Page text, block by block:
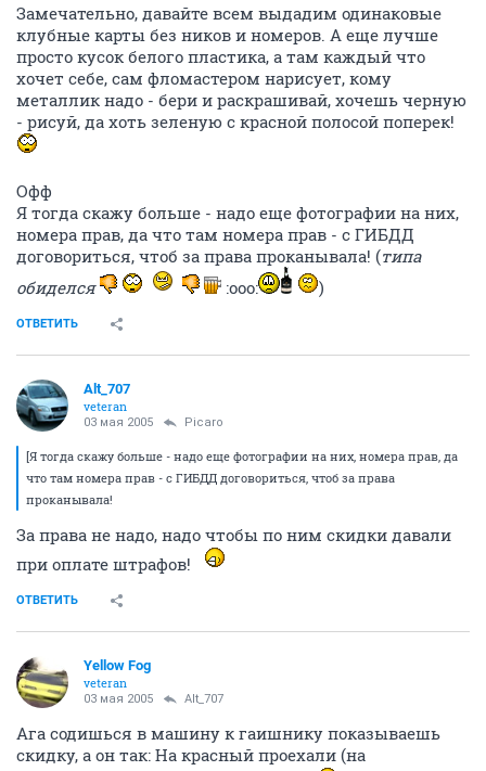
Замечательно, давайте всем выдадим одинаковые
клубные карты без ников и номеров. А еще лучше
просто кусок белого пластика, а там каждый что
хочет себе, сам фломастером нарисует, кому
металлик надо - бери и раскрашивай, хочешь черную
- рисуй, да хоть зеленую с красной полосой поперек!
Офф
Я тогда скажу больше - надо еще фотографии на них,
номера прав, да что там номера прав - с ГИБДД
договориться, чтоб за права проканывала! (типа
обиделся
:ooo: )
ОТВЕТИТЬ
Alt_707
veteran
03 мая 2005 Picaro
[Я тогда скажу больше - надо еще фотографии на них, номера прав, да
что там номера прав - с ГИБДД договориться, чтоб за права
проканывала!
За права не надо, надо чтобы по ним скидки давали
при оплате штрафов!
ОТВЕТИТЬ
Yellow Fog
veteran
03 мая 2005 Alt_707
Ага содишься в машину к гаишнику показываешь
скидку, а он так: На красный проехали (на